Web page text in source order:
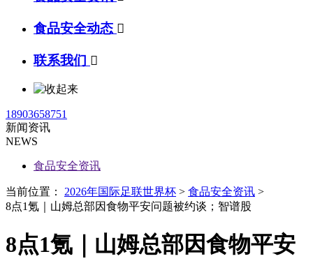
食品安全动态 
联系我们 
18903658751
新闻资讯
NEWS
食品安全资讯
当前位置： 2026年国际足联世界杯 > 食品安全资讯 >
8点1氪｜山姆总部因食物平安问题被约谈；智谱股
8点1氪｜山姆总部因食物平安